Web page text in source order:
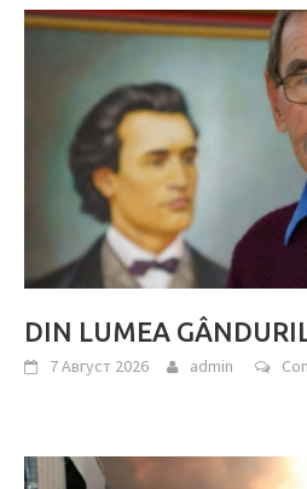
DIN LUMEA
7 Август 2026 admin